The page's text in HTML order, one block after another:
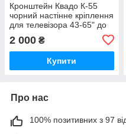
Кронштейн Квадо К-55
чорний настінне кріплення
для телевізора 43-65" до
45 кг VESA до 400х400 мм
2 000 ₴
Купити
Про нас
100% позитивних з 97